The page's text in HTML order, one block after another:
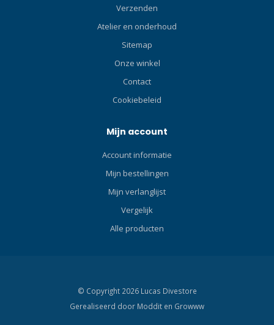
Verzenden
Atelier en onderhoud
Sitemap
Onze winkel
Contact
Cookiebeleid
Mijn account
Account informatie
Mijn bestellingen
Mijn verlanglijst
Vergelijk
Alle producten
© Copyright 2026 Lucas Divestore
Gerealiseerd door Moddit en Growww